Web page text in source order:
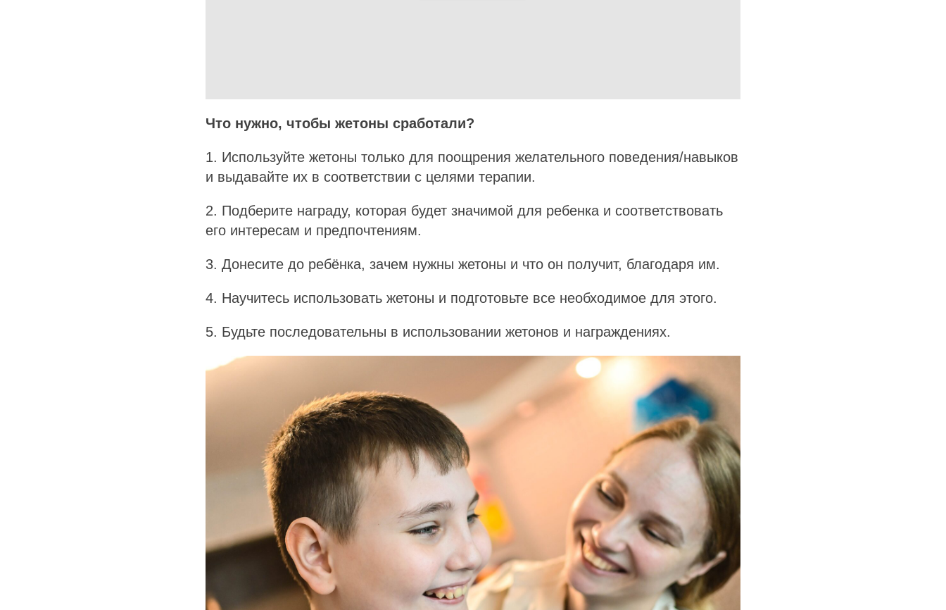
Что нужно, чтобы жетоны сработали?
1. Используйте жетоны только для поощрения желательного поведения/навыков
и выдавайте их в соответствии с целями терапии.
2. Подберите награду, которая будет значимой для ребенка и соответствовать
его интересам и предпочтениям.
3. Донесите до ребёнка, зачем нужны жетоны и что он получит, благодаря им.
4. Научитесь использовать жетоны и подготовьте все необходимое для этого.
5. Будьте последовательны в использовании жетонов и награждениях.